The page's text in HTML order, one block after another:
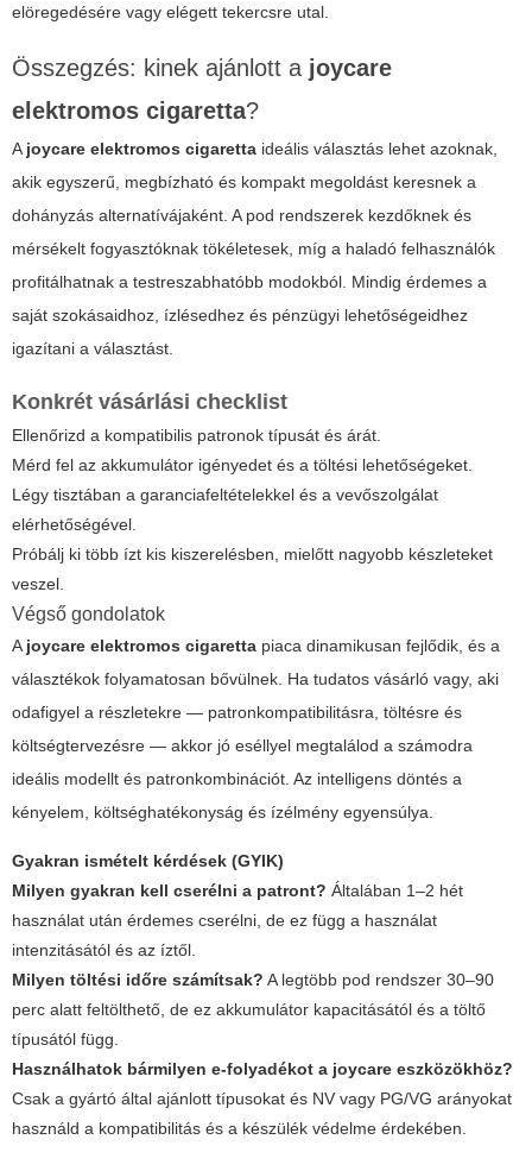
elöregedésére vagy elégett tekercsre utal.
Összegzés: kinek ajánlott a joycare
elektromos cigaretta?
A joycare elektromos cigaretta ideális választás lehet azoknak,
akik egyszerű, megbízható és kompakt megoldást keresnek a
dohányzás alternatívájaként. A pod rendszerek kezdőknek és
mérsékelt fogyasztóknak tökéletesek, míg a haladó felhasználók
profitálhatnak a testreszabhatóbb modokból. Mindig érdemes a
saját szokásaidhoz, ízlésedhez és pénzügyi lehetőségeidhez
igazítani a választást.
Konkrét vásárlási checklist
Ellenőrizd a kompatibilis patronok típusát és árát.
Mérd fel az akkumulátor igényedet és a töltési lehetőségeket.
Légy tisztában a garanciafeltételekkel és a vevőszolgálat
elérhetőségével.
Próbálj ki több ízt kis kiszerelésben, mielőtt nagyobb készleteket
veszel.
Végső gondolatok
A joycare elektromos cigaretta piaca dinamikusan fejlődik, és a
választékok folyamatosan bővülnek. Ha tudatos vásárló vagy, aki
odafigyel a részletekre — patronkompatibilitásra, töltésre és
költségtervezésre — akkor jó eséllyel megtalálod a számodra
ideális modellt és patronkombinációt. Az intelligens döntés a
kényelem, költséghatékonyság és ízélmény egyensúlya.
Gyakran ismételt kérdések (GYIK)
Milyen gyakran kell cserélni a patront? Általában 1–2 hét
használat után érdemes cserélni, de ez függ a használat
intenzitásától és az íztől.
Milyen töltési időre számítsak? A legtöbb pod rendszer 30–90
perc alatt feltölthető, de ez akkumulátor kapacitásától és a töltő
típusától függ.
Használhatok bármilyen e-folyadékot a joycare eszközökhöz?
Csak a gyártó által ajánlott típusokat és NV vagy PG/VG arányokat
használd a kompatibilitás és a készülék védelme érdekében.